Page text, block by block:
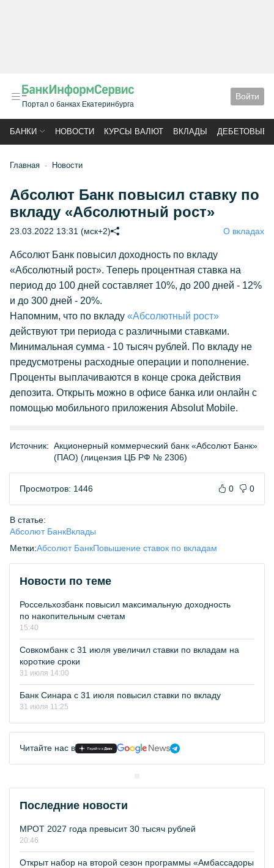
Портал о банках Екатеринбурга
Войти
БАНКИ НОВОСТИ КУРСЫ ВАЛЮТ ВКЛАДЫ ДЕБЕТОВЫЕ
Главная Новости
Абсолют Банк повысил ставку по
вкладу «Абсолютный рост»
23.03.2022 13:31 (мск+2) О вкладах
Абсолют Банк повысил доходность по вкладу
«Абсолютный рост». Теперь процентная ставка на
период до 100 дней составляет 10%, до 200 дней - 12%
и до 300 дней - 20%.
Напомним, что по вкладу «Абсолютный рост»
действуют три периода с различными ставками.
Минимальная сумма - 10 тысяч рублей. По вкладу не
предусмотрены расходные операции и пополнение.
Проценты выплачиваются в конце срока действия
депозита. Открыть можно в офисе банка или онлайн с
помощью мобильного приложения Absolut Mobile.
Источник: Акционерный коммерческий банк «Абсолют Банк»
(ПАО) (лицензия ЦБ РФ № 2306)
Просмотров: 1446 0 0
В статье:
Абсолют БанкВклады
Метки:Абсолют БанкПовышение ставок по вкладам
Новости по теме
Россельхозбанк повысил максимальную доходность
по накопительным счетам
15:40
Совкомбанк с 31 июля увеличил ставки по вкладам на
короткие сроки
31 июля 14:00
Банк Синара с 31 июля повысил ставки по вкладу
31 июля 11:25
Читайте нас в
Последние новости
МРОТ 2027 года превысит 30 тысяч рублей
20:46
Открыт набор на второй сезон программы «Амбассадоры